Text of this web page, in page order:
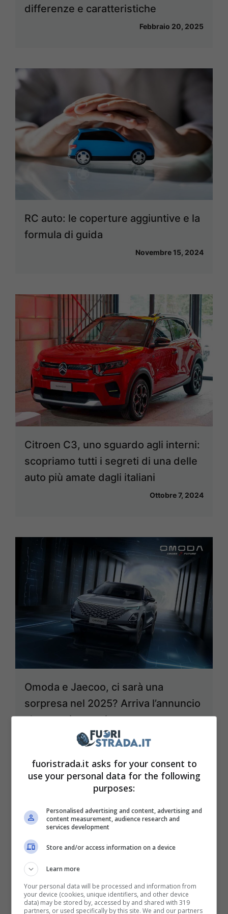
differenze e caratteristiche
Febbraio 20, 2025
RC auto: le coperture aggiuntive e la
formula di guida
Novembre 15, 2024
Citroen C3, uno sguardo agli interni:
scopriamo tutti i segreti di una delle
auto più amate dagli italiani
Ottobre 7, 2024
Omoda e Jaecoo, ci sarà una
sorpresa nel 2025? Arriva l’annuncio
che non ti aspetti
Agosto 20, 2024
fuoristrada.it asks for your consent to
use your personal data for the following
purposes:
Personalised advertising and content, advertising and
content measurement, audience research and
services development
Store and/or access information on a device
Learn more
Your personal data will be processed and information from
your device (cookies, unique identifiers, and other device
data) may be stored by, accessed by and shared with 319
partners, or used specifically by this site. We and our partners